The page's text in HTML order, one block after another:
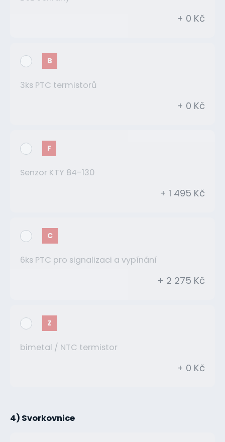
+ 0 Kč
B
3ks PTC termistorů
+ 0 Kč
F
Senzor KTY 84-130
+ 1 495 Kč
C
6ks PTC pro signalizaci a vypínání
+ 2 275 Kč
Z
bimetal / NTC termistor
+ 0 Kč
4) Svorkovnice